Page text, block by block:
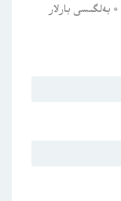
* بەلگىسى بارلار